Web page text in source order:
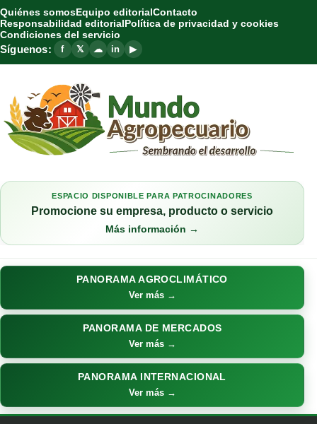
Quiénes somosEquipo editorialContacto
Responsabilidad editorialPolítica de privacidad y cookies
Condiciones del servicio
Síguenos: f 𝕏 ☁ in ▶
ESPACIO DISPONIBLE PARA PATROCINADORES
Promocione su empresa, producto o servicio
Más información →
PANORAMA AGROCLIMÁTICO
Ver más →
PANORAMA DE MERCADOS
Ver más →
PANORAMA INTERNACIONAL
Ver más →